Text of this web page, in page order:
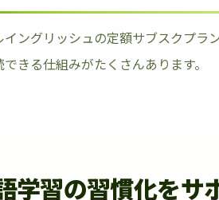
イングリッシュの定額サブスクプ
きる仕組みがたくさんあります。
学習の習慣化をサ